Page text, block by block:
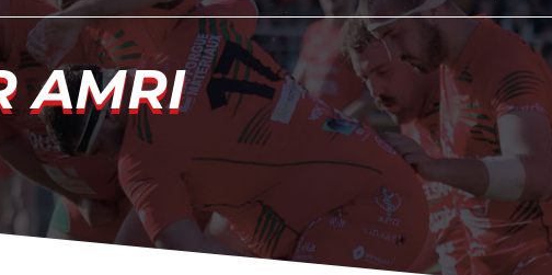
AMRI
AMRI
Entreprises
Contact
Boutique